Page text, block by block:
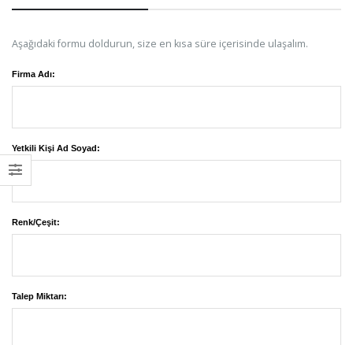
Aşağıdaki formu doldurun, size en kısa süre içerisinde ulaşalım.
Firma Adı:
Yetkili Kişi Ad Soyad:
Renk/Çeşit:
Talep Miktarı: